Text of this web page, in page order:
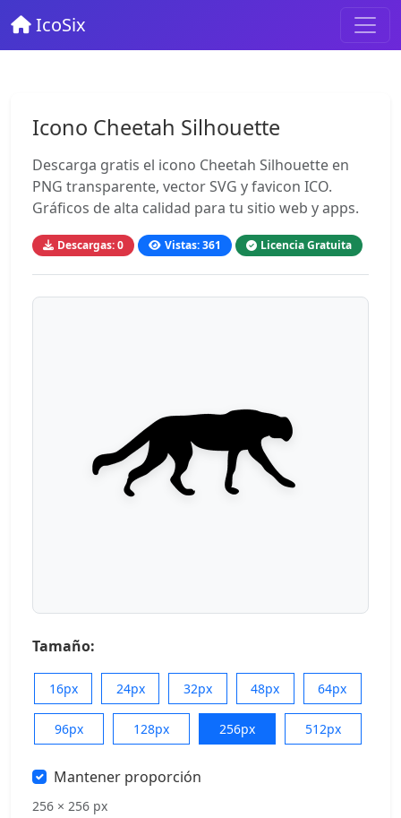
IcoSix
Icono Cheetah Silhouette
Descarga gratis el icono Cheetah Silhouette en
PNG transparente, vector SVG y favicon ICO.
Gráficos de alta calidad para tu sitio web y apps.
Descargas: 0 Vistas: 361 Licencia Gratuita
Tamaño:
16px 24px 32px 48px 64px
96px 128px 256px 512px
Mantener proporción
256 × 256 px